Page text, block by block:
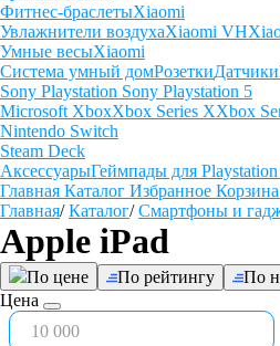
Фитнес-браслетыXiaomi
Увлажнители воздухаXiaomi VH
Умные весыXiaomi
Система умный домРозеткиДатчики
Sony Playstation Sony Playstation 5
Microsoft XboxXbox Series XXbox
Nintendo Switch
Steam Deck
АксессуарыГеймпады для
Главная Каталог Избранное Корзина
Главная/ Каталог/ Смартфоны и
Apple iPad
По цене По рейтингу По
Цена